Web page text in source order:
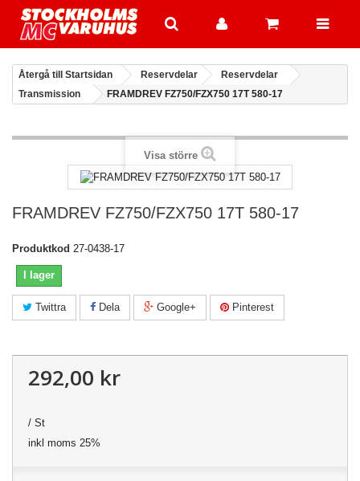
Återgå till Startsidan Reservdelar
Reservdelar
Transmission
FRAMDREV FZ750/FZX750 17T 580-17
Visa större
FRAMDREV FZ750/FZX750 17T 580-17
Produktkod 27-0438-17
I lager
Twittra Dela Google+ Pinterest
292,00 kr
/ St
inkl moms 25%